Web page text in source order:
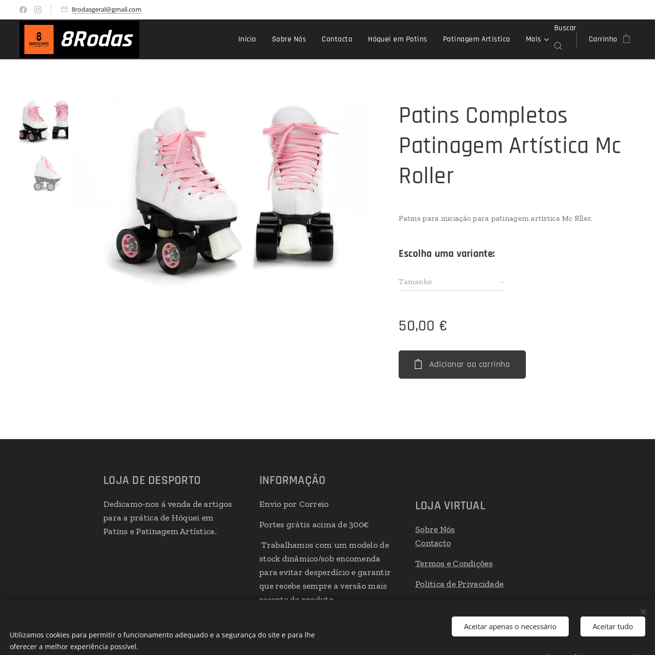
8rodasgeral@gmail.com
8Rodas Início Sobre Nós Contacto Hóquei em Patins Patinagem Artística Mais
Buscar
Carrinho
Patins Completos
Patinagem Artística Mc
Roller
Patins para iniciação para patinagem artística Mc Rller.
Escolha uma variante:
Tamanho
50,00 €
Adicionar ao carrinho
LOJA DE DESPORTO
Dedicamo-nos á venda de artigos
para a prática de Hóquei em
Patins e Patinagem Artística.
INFORMAÇÃO
Envio por Correio
Portes grátis acima de 300€
Trabalhamos com um modelo de
stock dinâmico/sob encomenda
para evitar desperdício e garantir
que recebe sempre a versão mais
recente do produto
LOJA VIRTUAL
Sobre Nós
Contacto
Termos e Condições
Politica de Privacidade
Utilizamos cookies para permitir o funcionamento adequado e a segurança do site e para lhe
oferecer a melhor experiência possível.
Aceitar apenas o necessário Aceitar tudo